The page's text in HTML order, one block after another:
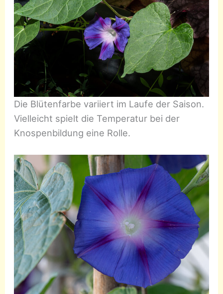
Die Blütenfarbe variiert im Laufe der Saison.
Vielleicht spielt die Temperatur bei der
Knospenbildung eine Rolle.